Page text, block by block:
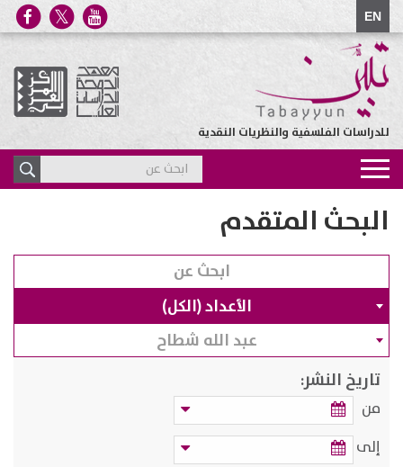
EN
للدراسات الفلسفية والنظريات النقدية
Toggle
navigation
البحث المتقدم
الأعداد (الكل)
عبد الله شطاح
تاريخ النشر:
من
إلى